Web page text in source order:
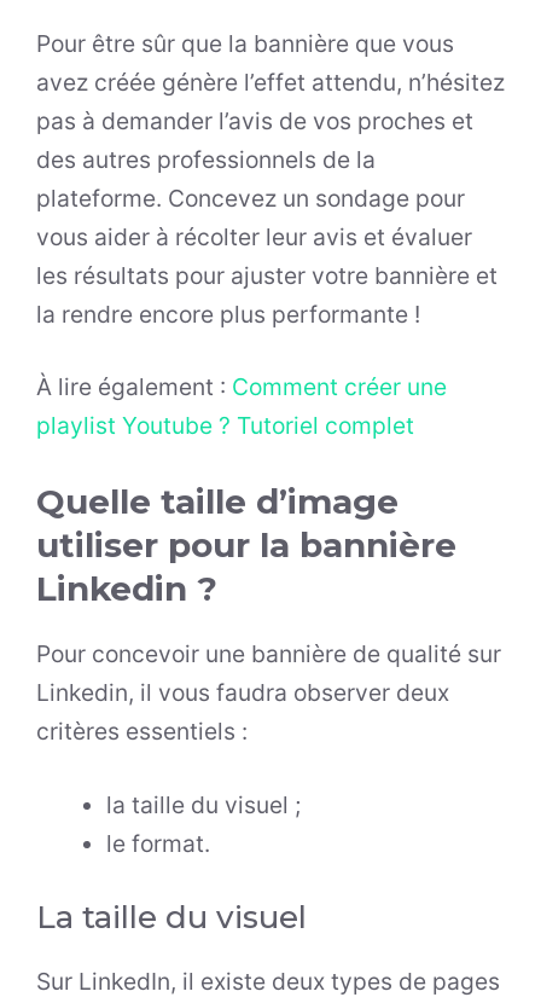
Pour être sûr que la bannière que vous
avez créée génère l’effet attendu, n’hésitez
pas à demander l’avis de vos proches et
des autres professionnels de la
plateforme. Concevez un sondage pour
vous aider à récolter leur avis et évaluer
les résultats pour ajuster votre bannière et
la rendre encore plus performante !
À lire également : Comment créer une
playlist Youtube ? Tutoriel complet
Quelle taille d’image
utiliser pour la bannière
Linkedin ?
Pour concevoir une bannière de qualité sur
Linkedin, il vous faudra observer deux
critères essentiels :
la taille du visuel ;
le format.
La taille du visuel
Sur LinkedIn, il existe deux types de pages